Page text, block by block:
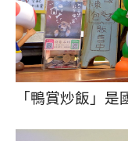
「鴨賞炒飯」